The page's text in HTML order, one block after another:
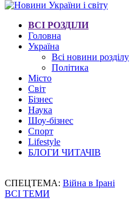
ВСІ РОЗДІЛИ
Головна
Україна
Всі новини розділу
Політика
Місто
Світ
Бізнес
Наука
Шоу-бізнес
Спорт
Lifestyle
БЛОГИ ЧИТАЧІВ
СПЕЦТЕМА: Війна в Ірані
ВСІ ТЕМИ